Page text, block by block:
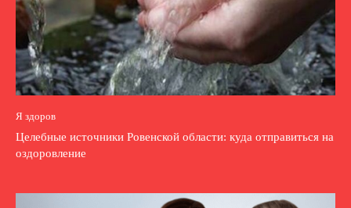
Я здоров
Целебные источники Ровенской области: куда отправиться на
оздоровление